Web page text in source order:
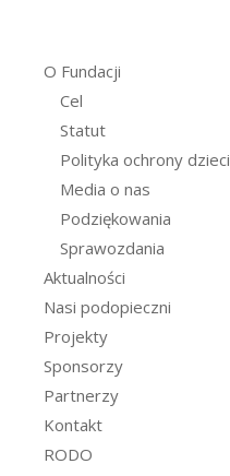
O Fundacji
Cel
Statut
Polityka ochrony dzieci
Media o nas
Podziękowania
Sprawozdania
Aktualności
Nasi podopieczni
Projekty
Sponsorzy
Partnerzy
Kontakt
RODO